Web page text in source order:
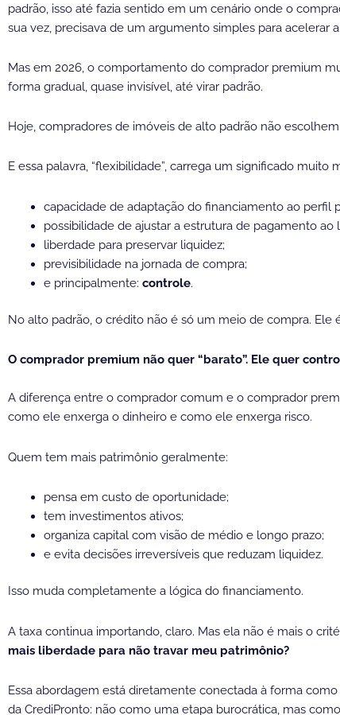
padrão, isso até fazia sentido em um cenário onde o
sua vez, precisava de um argumento simples para acelerar
Mas em 2026, o comportamento do comprador premium
forma gradual, quase invisível, até virar padrão.
Hoje, compradores de imóveis de alto padrão não
E essa palavra, “flexibilidade”, carrega um significado
capacidade de adaptação do financiamento ao perfil
possibilidade de ajustar a estrutura de pagamento ao
liberdade para preservar liquidez;
previsibilidade na jornada de compra;
e principalmente: controle.
No alto padrão, o crédito não é só um meio de compra. Ele
O comprador premium não quer “barato”. Ele quer
A diferença entre o comprador comum e o comprador
como ele enxerga o dinheiro e como ele enxerga risco.
Quem tem mais patrimônio geralmente:
pensa em custo de oportunidade;
tem investimentos ativos;
organiza capital com visão de médio e longo prazo;
e evita decisões irreversíveis que reduzam liquidez.
Isso muda completamente a lógica do financiamento.
A taxa continua importando, claro. Mas ela não é mais o
mais liberdade para não travar meu patrimônio?
Essa abordagem está diretamente conectada à forma
da CrediPronto: não como uma etapa burocrática, mas